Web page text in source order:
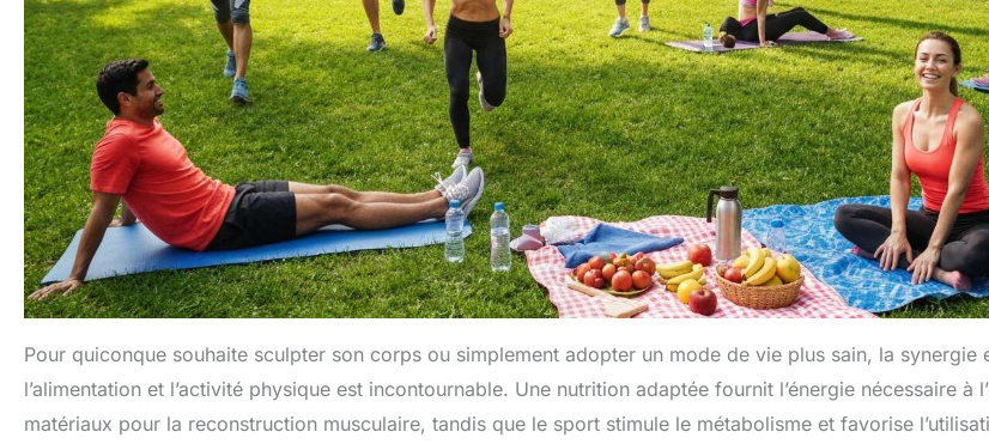
Pour quiconque souhaite sculpter son corps ou simplement adopter un mode de vie plus sain, la synergie
l’alimentation et l’activité physique est incontournable. Une nutrition adaptée fournit l’énergie nécessaire à
matériaux pour la reconstruction musculaire, tandis que le sport stimule le métabolisme et favorise